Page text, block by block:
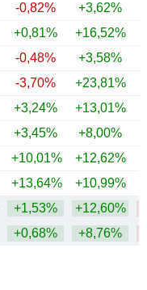
-0,82% +3,62%
+0,81% +16,52%
-0,48% +3,58%
-3,70% +23,81%
+3,24% +13,01%
+3,45% +8,00%
+10,01% +12,62%
+13,64% +10,99%
+1,53% +12,60%
+0,68% +8,76%